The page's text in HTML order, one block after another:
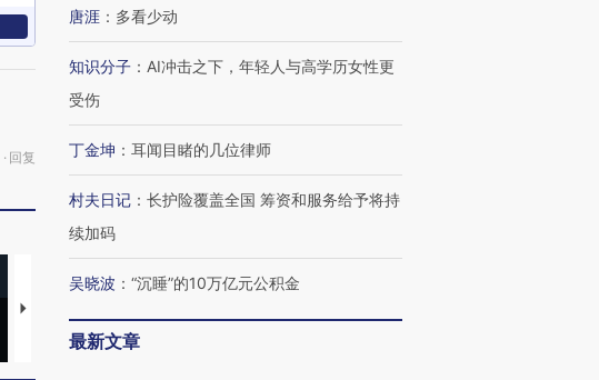
· 回复
马航飞行员跨国走私7万
粒摇头丸 尿检体内含3种
唐涯 ： 多看少动
知识分子 ： AI冲击之下，年轻人与高学历女性更
受伤
丁金坤 ： 耳闻目睹的几位律师
村夫日记 ： 长护险覆盖全国 筹资和服务给予将持
续加码
吴晓波 ： “沉睡”的10万亿元公积金
最新文章